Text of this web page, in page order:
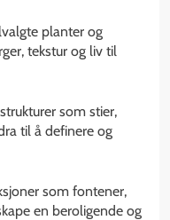
planter og
tekstur og liv til
som stier,
til å definere og
som fontener,
en beroligende og